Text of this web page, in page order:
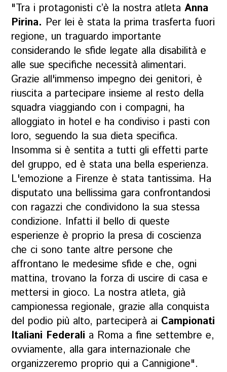
"Tra i protagonisti c’è la nostra atletaAnna
Pirina. Per lei è stata la prima trasferta fuori
regione, un traguardo importante
considerando le sfide legate alla disabilità e
alle sue specifiche necessità alimentari.
Grazie all'immenso impegno dei genitori, è
riuscita a partecipare insieme al resto della
squadra viaggiando con i compagni, ha
alloggiato in hotel e ha condiviso i pasti con
loro, seguendo la sua dieta specifica.
Insomma si è sentita a tutti gli effetti parte
del gruppo, ed è stata una bella esperienza.
L'emozione a Firenze è stata tantissima. Ha
disputato una bellissima gara confrontandosi
con ragazzi che condividono la sua stessa
condizione. Infatti il bello di queste
esperienze è proprio la presa di coscienza
che ci sono tante altre persone che
affrontano le medesime sfide e che, ogni
mattina, trovano la forza di uscire di casa e
mettersi in gioco. La nostra atleta, già
campionessa regionale, grazie alla conquista
del podio più alto, parteciperà ai Campionati
Italiani Federali a Roma a fine settembre e,
ovviamente, alla gara internazionale che
organizzeremo proprio qui a Cannigione".